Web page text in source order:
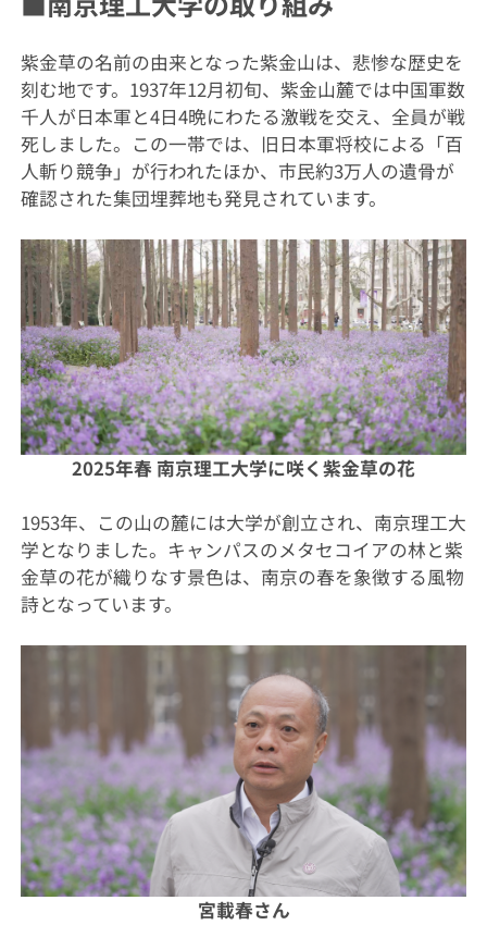
紫金草の名前の由来となった紫金山は、悲惨な歴史を
刻む地です。1937年12月初旬、紫金山麓では中国軍数
千人が日本軍と4日4晩にわたる激戦を交え、全員が戦
死しました。この一帯では、旧日本軍将校による「百
人斬り競争」が行われたほか、市民約3万人の遺骨が
確認された集団埋葬地も発見されています。
2025年春 南京理工大学に咲く紫金草の花
1953年、この山の麓には大学が創立され、南京理工大
学となりました。キャンパスのメタセコイアの林と紫
金草の花が織りなす景色は、南京の春を象徴する風物
詩となっています。
宮載春さん